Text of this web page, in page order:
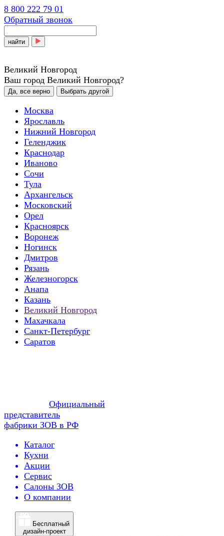
8 800 222 79 01
Обратный звонок
найти
Великий Новгород
Ваш город Великий Новгород?
Да, все верно Выбрать другой
Москва
Ярославль
Нижний Новгород
Геленджик
Краснодар
Иваново
Сочи
Тула
Архангельск
Московский
Орел
Красноярск
Воронеж
Ногинск
Дмитров
Рязань
Железногорск
Анапа
Казань
Великий Новгород
Махачкала
Санкт-Петербург
Саратов
Официальный
представитель
фабрики ЗОВ в РФ
Каталог
Кухни
Акции
Сервис
Салоны ЗОВ
О компании
Бесплатный
дизайн-проект